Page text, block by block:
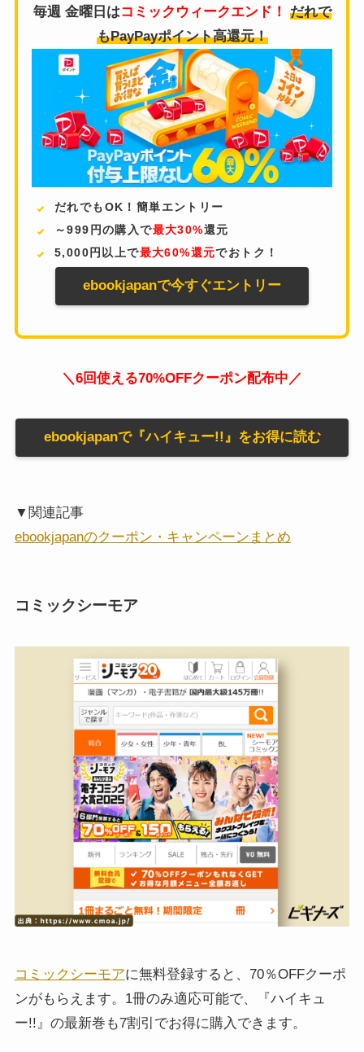
毎週 金曜日はコミックウィークエンド！ だれで
もPayPayポイント高還元！
だれでもOK！簡単エントリー
～999円の購入で最大30%還元
5,000円以上で最大60%還元でおトク！
ebookjapanで今すぐエントリー
＼6回使える70%OFFクーポン配布中／
ebookjapanで『ハイキュー!!』をお得に読む
▼関連記事
ebookjapanのクーポン・キャンペーンまとめ
コミックシーモア
コミックシーモアに無料登録すると、70％OFFクーポ
ンがもらえます。1冊のみ適応可能で、『ハイキュ
ー!!』の最新巻も7割引でお得に購入できます。